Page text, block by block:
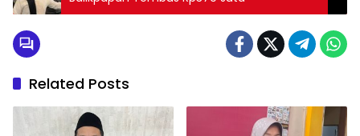
Related Posts